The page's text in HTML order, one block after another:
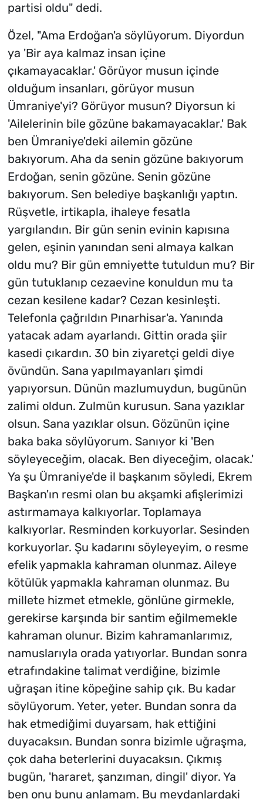
partisi oldu" dedi.
Özel, "Ama Erdoğan'a söylüyorum. Diyordun
ya 'Bir aya kalmaz insan içine
çıkamayacaklar.' Görüyor musun içinde
olduğum insanları, görüyor musun
Ümraniye'yi? Görüyor musun? Diyorsun ki
'Ailelerinin bile gözüne bakamayacaklar.' Bak
ben Ümraniye'deki ailemin gözüne
bakıyorum. Aha da senin gözüne bakıyorum
Erdoğan, senin gözüne. Senin gözüne
bakıyorum. Sen belediye başkanlığı yaptın.
Rüşvetle, irtikapla, ihaleye fesatla
yargılandın. Bir gün senin evinin kapısına
gelen, eşinin yanından seni almaya kalkan
oldu mu? Bir gün emniyette tutuldun mu? Bir
gün tutuklanıp cezaevine konuldun mu ta
cezan kesilene kadar? Cezan kesinleşti.
Telefonla çağrıldın Pınarhisar'a. Yanında
yatacak adam ayarlandı. Gittin orada şiir
kasedi çıkardın. 30 bin ziyaretçi geldi diye
övündün. Sana yapılmayanları şimdi
yapıyorsun. Dünün mazlumuydun, bugünün
zalimi oldun. Zulmün kurusun. Sana yazıklar
olsun. Sana yazıklar olsun. Gözünün içine
baka baka söylüyorum. Sanıyor ki 'Ben
söyleyeceğim, olacak. Ben diyeceğim, olacak.'
Ya şu Ümraniye'de il başkanım söyledi, Ekrem
Başkan'ın resmi olan bu akşamki afişlerimizi
astırmamaya kalkıyorlar. Toplamaya
kalkıyorlar. Resminden korkuyorlar. Sesinden
korkuyorlar. Şu kadarını söyleyeyim, o resme
efelik yapmakla kahraman olunmaz. Aileye
kötülük yapmakla kahraman olunmaz. Bu
millete hizmet etmekle, gönlüne girmekle,
gerekirse karşında bir santim eğilmemekle
kahraman olunur. Bizim kahramanlarımız,
namuslarıyla orada yatıyorlar. Bundan sonra
etrafındakine talimat verdiğine, bizimle
uğraşan itine köpeğine sahip çık. Bu kadar
söylüyorum. Yeter, yeter. Bundan sonra da
hak etmediğimi duyarsam, hak ettiğini
duyacaksın. Bundan sonra bizimle uğraşma,
çok daha beterlerini duyacaksın. Çıkmış
bugün, 'hararet, şanzıman, dingil' diyor. Ya
ben onu bunu anlamam. Bu meydanlardaki